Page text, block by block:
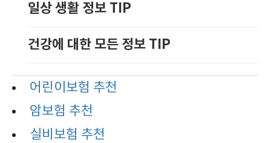
일상 생활 정보 TIP
건강에 대한 모든 정보 TIP
어린이보험 추천
암보험 추천
실비보험 추천